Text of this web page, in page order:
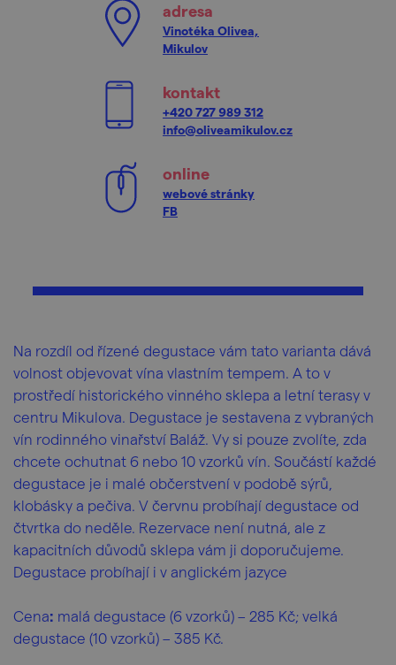
adresa
Vinotéka Olivea,
Mikulov
kontakt
+420 727 989 312
info@oliveamikulov.cz
online
webové stránky
FB
Na rozdíl od řízené degustace vám tato varianta dává
volnost objevovat vína vlastním tempem. A to v
prostředí historického vinného sklepa a letní terasy v
centru Mikulova. Degustace je sestavena z vybraných
vín rodinného vinařství Baláž. Vy si pouze zvolíte, zda
chcete ochutnat 6 nebo 10 vzorků vín. Součástí každé
degustace je i malé občerstvení v podobě sýrů,
klobásky a pečiva. V červnu probíhají degustace od
čtvrtka do neděle. Rezervace není nutná, ale z
kapacitních důvodů sklepa vám ji doporučujeme.
Degustace probíhají i v anglickém jazyce
Cena: malá degustace (6 vzorků) – 285 Kč; velká
degustace (10 vzorků) – 385 Kč.